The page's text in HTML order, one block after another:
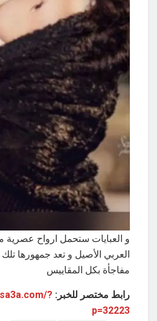
و العبايات ستحمل ارواح عصرية
العربي الأصيل و تعد جمهورها
مفاجأة بكل المقاييس
رابط مختصر للخبر: ?
p=32223